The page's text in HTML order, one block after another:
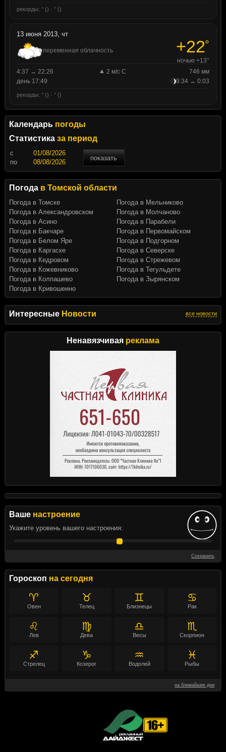
Интересные Новости все новости
Ненавязчивая реклама
Ваше настроение
Укажите уровень вашего настроения:
Сохранить
Гороскоп на сегодня
♈
Овен
♉
Телец
♊
Близнецы
♋
Рак
♌
Лев
♍
Дева
♎
Весы
♏
Скорпион
♐
Стрелец
♑
Козерог
♒
Водолей
♓
Рыбы
на ближайшие дни
рекорды: ° () · ° ()
13 июня 2013, чт
переменная облачность +22°
ночью +13°
4:37 → 22:26
2 м/с С
746 мм
день 17:49
9:34 → 0:03
рекорды: ° () · ° ()
Календарь погоды
Статистика за период
c
показать
по
Погода в Томской области
Погода в Томске
Погода в Александровском
Погода в Асино
Погода в Бакчаре
Погода в Белом Яре
Погода в Каргаске
Погода в Кедровом
Погода в Кожевниково
Погода в Колпашево
Погода в Кривошеино
Погода в Мельниково
Погода в Молчаново
Погода в Парабели
Погода в Первомайском
Погода в Подгорном
Погода в Северске
Погода в Стрежевом
Погода в Тегульдете
Погода в Зырянском